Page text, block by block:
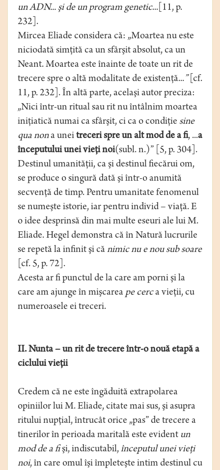
un ADN... şi de un program genetic...[11, p.
232].
Mircea Eliade considera că: „Moartea nu este
niciodată simţită ca un sfârşit absolut, ca un
Neant. Moartea este înainte de toate un rit de
trecere spre o altă modalitate de existenţă...”[cf.
11, p. 232]. În altă parte, acelaşi autor preciza:
„Nici într-un ritual sau rit nu întâlnim moartea
iniţiatică numai ca sfârşit, ci ca o condiţie sine
qua nona uneitreceri spre un alt mod de a fi, ...a
începutului unei vieţi noi(subl. n.)” [5, p. 304].
Destinul umanităţii, ca şi destinul fiecărui om,
se produce o singură dată şi într-o anumită
secvenţă de timp. Pentru umanitate fenomenul
se numeşte istorie, iar pentru individ – viaţă. E
o idee desprinsă din mai multe eseuri ale lui M.
Eliade. Hegel demonstra că în Natură lucrurile
se repetă la infinit şi că nimic nu e nou sub soare
[cf. 5, p. 72].
Acesta ar fi punctul de la care am porni şi la
care am ajunge în mişcarea pe cerca vieţii, cu
numeroasele ei treceri.
II. Nunta – un rit de trecere într-o nouă etapă a
ciclului vieţii
Credem că ne este îngăduită extrapolarea
opiniilor lui M. Eliade, citate mai sus, şi asupra
ritului nupţial, întrucât orice „pas” de trecere a
tinerilor în perioada maritală este evident un
mod de a fişi, indiscutabil,începutul unei vieţi
noi, în care omul îşi împleteşte intim destinul cu